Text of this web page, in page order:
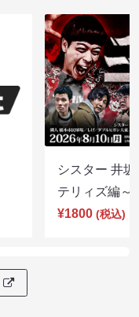
シスター 井
テリィズ編
¥1800 (税込)